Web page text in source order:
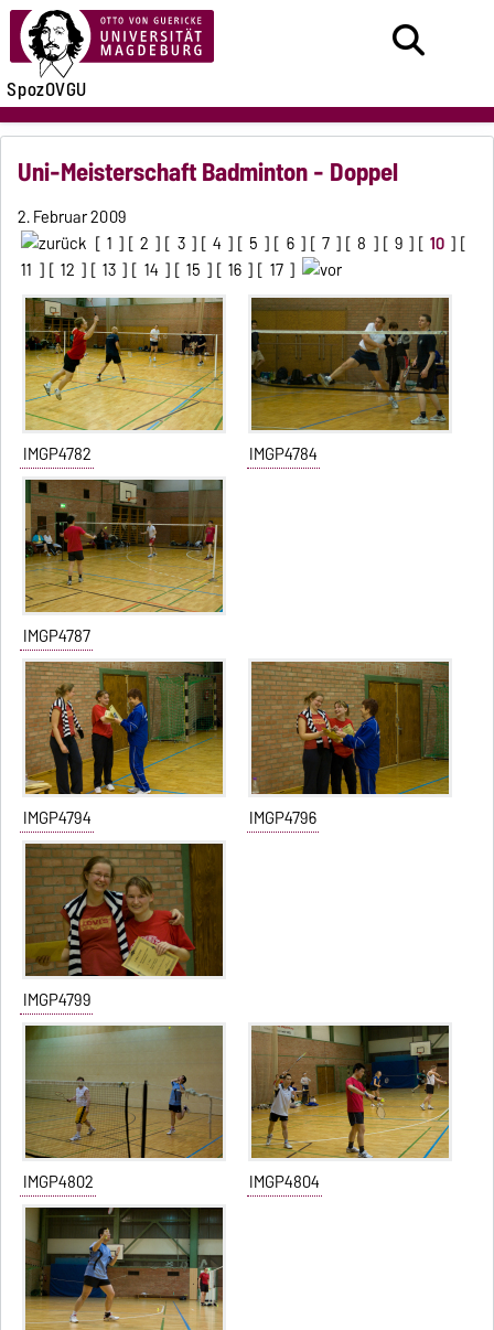
SpozOVGU
Uni-Meisterschaft Badminton - Doppel
2. Februar 2009
[ 1 ] [ 2 ] [ 3 ] [ 4 ] [ 5 ] [ 6 ] [ 7 ] [ 8 ] [ 9 ] [ 10 ] [
11 ] [ 12 ] [ 13 ] [ 14 ] [ 15 ] [ 16 ] [ 17 ]
IMGP4782 IMGP4784
IMGP4787
IMGP4794 IMGP4796
IMGP4799
IMGP4802 IMGP4804